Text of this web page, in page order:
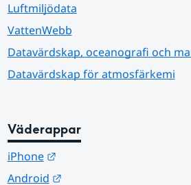
Luftmiljödata
VattenWebb
Datavärdskap, oceanografi och
Datavärdskap för atmosfärkemi
Väderappar
iPhone
Länk till annan webbplats.
Android
Länk till annan webbplats.